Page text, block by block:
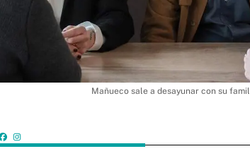
Mañueco sale a desayunar con su